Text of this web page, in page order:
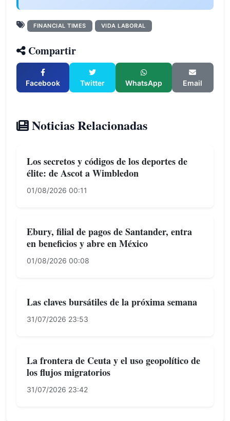
FINANCIAL TIMES VIDA LABORAL
Compartir
Facebook Twitter WhatsApp Email
Noticias Relacionadas
Los secretos y códigos de los deportes de
élite: de Ascot a Wimbledon
01/08/2026 00:11
Ebury, filial de pagos de Santander, entra
en beneficios y abre en México
01/08/2026 00:08
Las claves bursátiles de la próxima semana
31/07/2026 23:53
La frontera de Ceuta y el uso geopolítico de
los flujos migratorios
31/07/2026 23:42